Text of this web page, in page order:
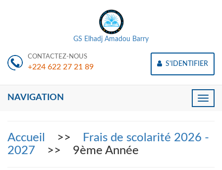
GS Elhadj Amadou Barry
CONTACTEZ-NOUS
+224 622 27 21 89 S'IDENTIFIER
Toggle
NAVIGATION
Accueil >>
Frais de scolarité 2026 -
2027
>> 9ème Année